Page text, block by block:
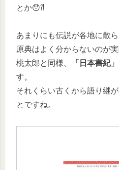
とか😯⁈
あまりにも伝説が各地に散ら
原典はよく分からないのが実
桃太郎と同様、
「日本書紀」
す。
それくらい古くから語り継
とですね。